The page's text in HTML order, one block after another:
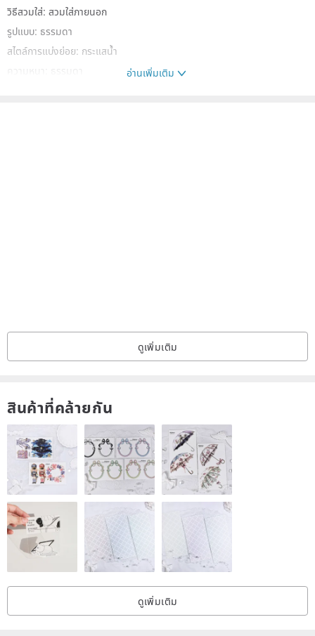
วิธีสวมใส่: สวมใส่ภายนอก
รูปแบบ: ธรรมดา
สไตล์การแบ่งย่อย: กระแสน้ำ
อ่านเพิ่มเติม
ดูเพิ่มเติม
สินค้าที่คล้ายกัน
ดูเพิ่มเติม